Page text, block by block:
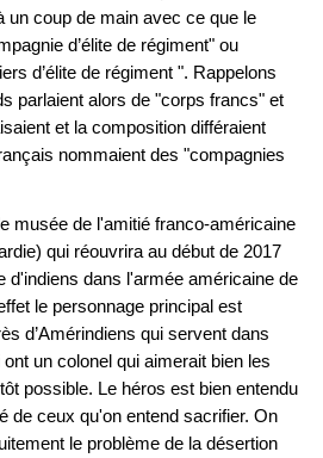
un coup de main avec ce que le
d’élite de régiment" ou
d’élite de régiment ". Rappelons
parlaient alors de "corps francs" et
et la composition différaient
nommaient des "compagnies
musée de l'amitié franco-américaine
qui réouvrira au début de 2017
d'indiens dans l'armée américaine de
le personnage principal est
d’Amérindiens qui servent dans
ont un colonel qui aimerait bien les
possible. Le héros est bien entendu
de ceux qu'on entend sacrifier. On
le problème de la désertion